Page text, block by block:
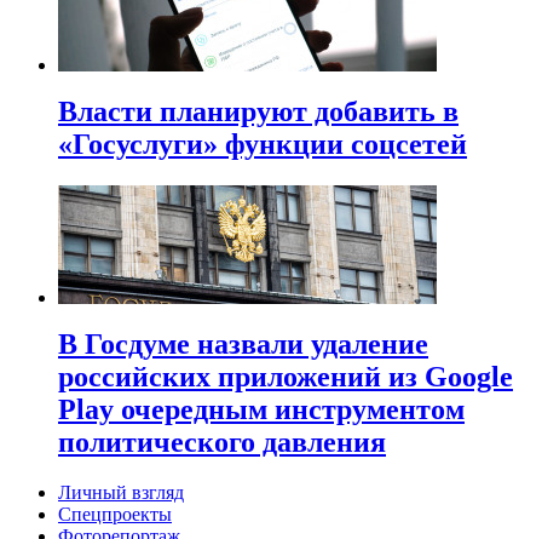
Власти планируют добавить в
«Госуслуги» функции соцсетей
В Госдуме назвали удаление
российских приложений из Google
Play очередным инструментом
политического давления
Личный взгляд
Спецпроекты